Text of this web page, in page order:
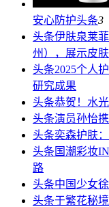
安心防护头条3
头条伊肤泉莱
州），展示皮
头条2025个人
研究成果
头条恭贺！水
头条演员孙怡
头条奕森护肤
头条 国潮彩妆
路
头条中国少女
头条于繁花秘